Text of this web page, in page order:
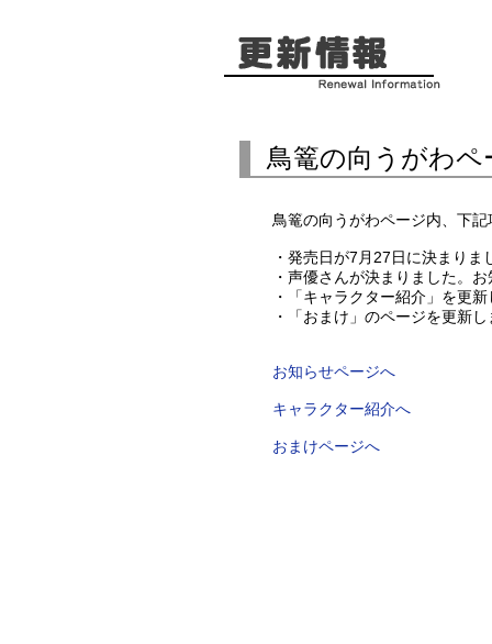
鳥篭の向うがわペ
鳥篭の向うがわページ内、下
・発売日が7月27日に決まりま
・声優さんが決まりました。
・「キャラクター紹介」を更
・「おまけ」のページを更新
お知らせページへ
キャラクター紹介へ
おまけページへ